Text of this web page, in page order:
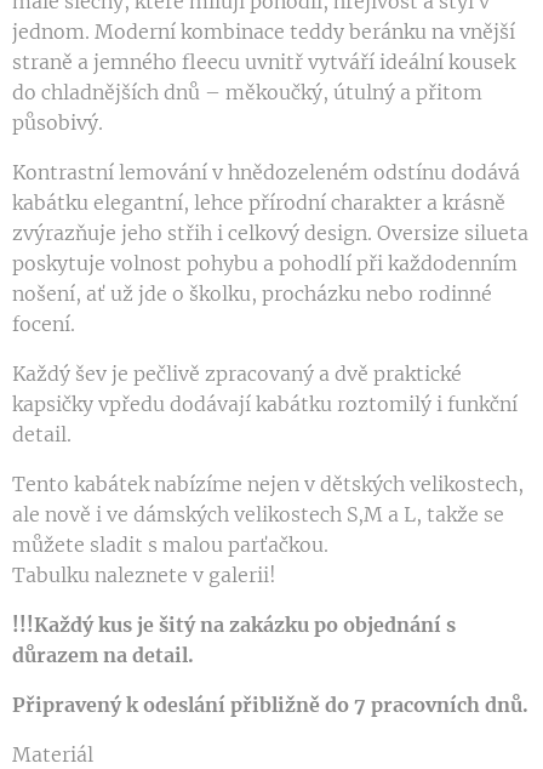
jednom. Moderní kombinace teddy beránku na vnější
straně a jemného fleecu uvnitř vytváří ideální kousek
do chladnějších dnů – měkoučký, útulný a přitom
působivý.
Kontrastní lemování v hnědozeleném odstínu dodává
kabátku elegantní, lehce přírodní charakter a krásně
zvýrazňuje jeho střih i celkový design. Oversize silueta
poskytuje volnost pohybu a pohodlí při každodenním
nošení, ať už jde o školku, procházku nebo rodinné
focení.
Každý šev je pečlivě zpracovaný a dvě praktické
kapsičky vpředu dodávají kabátku roztomilý i funkční
detail.
Tento kabátek nabízíme nejen v dětských velikostech,
ale nově i ve dámských velikostech S,M a L, takže se
můžete sladit s malou parťačkou.
Tabulku naleznete v galerii!
!!!Každý kus je šitý na zakázku po objednání s
důrazem na detail.
Připravený k odeslání přibližně do 7 pracovních dnů.
Materiál